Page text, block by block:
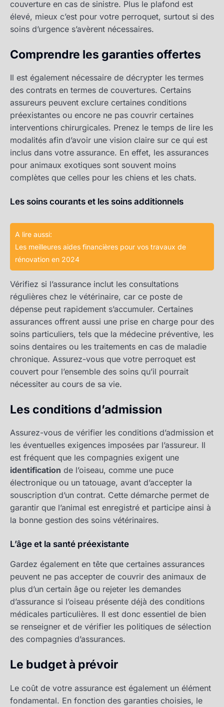
couverture en cas de sinistre. Plus le plafond est
élevé, mieux c’est pour votre perroquet, surtout si des
soins d’urgence s’avèrent nécessaires.
Comprendre les garanties offertes
Il est également nécessaire de décrypter les termes
des contrats en termes de couvertures. Certains
assureurs peuvent exclure certaines conditions
préexistantes ou encore ne pas couvrir certaines
interventions chirurgicales. Prenez le temps de lire les
modalités afin d’avoir une vision claire sur ce qui est
inclus dans votre assurance. En effet, les assurances
pour animaux exotiques sont souvent moins
complètes que celles pour les chiens et les chats.
Les soins courants et les soins additionnels
A lire aussi:
Les meilleures aides financières pour vos travaux de
rénovation en 2024
Vérifiez si l’assurance inclut les consultations
régulières chez le vétérinaire, car ce poste de
dépense peut rapidement s’accumuler. Certaines
assurances offrent aussi une prise en charge pour des
soins particuliers, tels que la médecine préventive, les
soins dentaires ou les traitements en cas de maladie
chronique. Assurez-vous que votre perroquet est
couvert pour l’ensemble des soins qu’il pourrait
nécessiter au cours de sa vie.
Les conditions d’admission
Assurez-vous de vérifier les conditions d’admission et
les éventuelles exigences imposées par l’assureur. Il
est fréquent que les compagnies exigent une
identification de l’oiseau, comme une puce
électronique ou un tatouage, avant d’accepter la
souscription d’un contrat. Cette démarche permet de
garantir que l’animal est enregistré et participe ainsi à
la bonne gestion des soins vétérinaires.
L’âge et la santé préexistante
Gardez également en tête que certaines assurances
peuvent ne pas accepter de couvrir des animaux de
plus d’un certain âge ou rejeter les demandes
d’assurance si l’oiseau présente déjà des conditions
médicales particulières. Il est donc essentiel de bien
se renseigner et de vérifier les politiques de sélection
des compagnies d’assurances.
Le budget à prévoir
Le coût de votre assurance est également un élément
fondamental. En fonction des garanties choisies, le